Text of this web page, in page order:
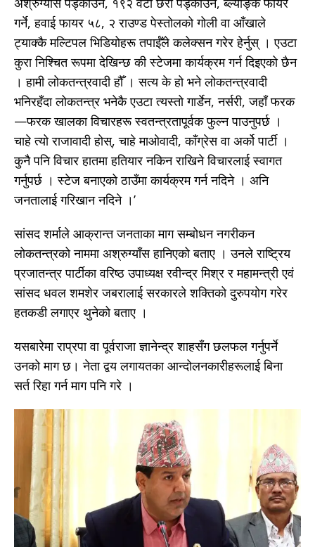
गर्ने, हवाई फायर ५८, २ राउण्ड पेस्तोलको गोली वा आँखाले
ट्याक्कै मल्टिपल भिडियोहरू तपाईँले कलेक्सन गरेर हेर्नुस् । एउटा
कुरा निश्चित रूपमा देखिन्छ की स्टेजमा कार्यक्रम गर्न दिइएको छैन
। हामी लोकतन्त्रवादी हौँ । सत्य के हो भने लोकतन्त्रवादी
भनिरहँदा लोकतन्त्र भनेकै एउटा त्यस्तो गार्डेन, नर्सरी, जहाँ फरक
—फरक खालका विचारहरू स्वतन्त्रतापूर्वक फुल्न पाउनुपर्छ ।
चाहे त्यो राजावादी होस्, चाहे माओवादी, काँग्रेस वा अर्को पार्टी ।
कुनै पनि विचार हातमा हतियार नकिन राखिने विचारलाई स्वागत
गर्नुपर्छ । स्टेज बनाएको ठाउँमा कार्यक्रम गर्न नदिने । अनि
जनतालाई गरिखान नदिने ।’
सांसद शर्माले आक्रान्त जनताका माग सम्बोधन नगरीकन
लोकतन्त्रको नाममा अश्रुग्याँस हानिएको बताए । उनले राष्ट्रिय
प्रजातन्त्र पार्टीका वरिष्ठ उपाध्यक्ष रवीन्द्र मिश्र र महामन्त्री एवं
सांसद धवल शमशेर जबरालाई सरकारले शक्तिको दुरुपयोग गरेर
हतकडी लगाएर थुनेको बताए ।
यसबारेमा राप्रपा वा पूर्वराजा ज्ञानेन्द्र शाहसँग छलफल गर्नुपर्ने
उनको माग छ। नेता द्वय लगायतका आन्दोलनकारीहरूलाई बिना
सर्त रिहा गर्न माग पनि गरे ।